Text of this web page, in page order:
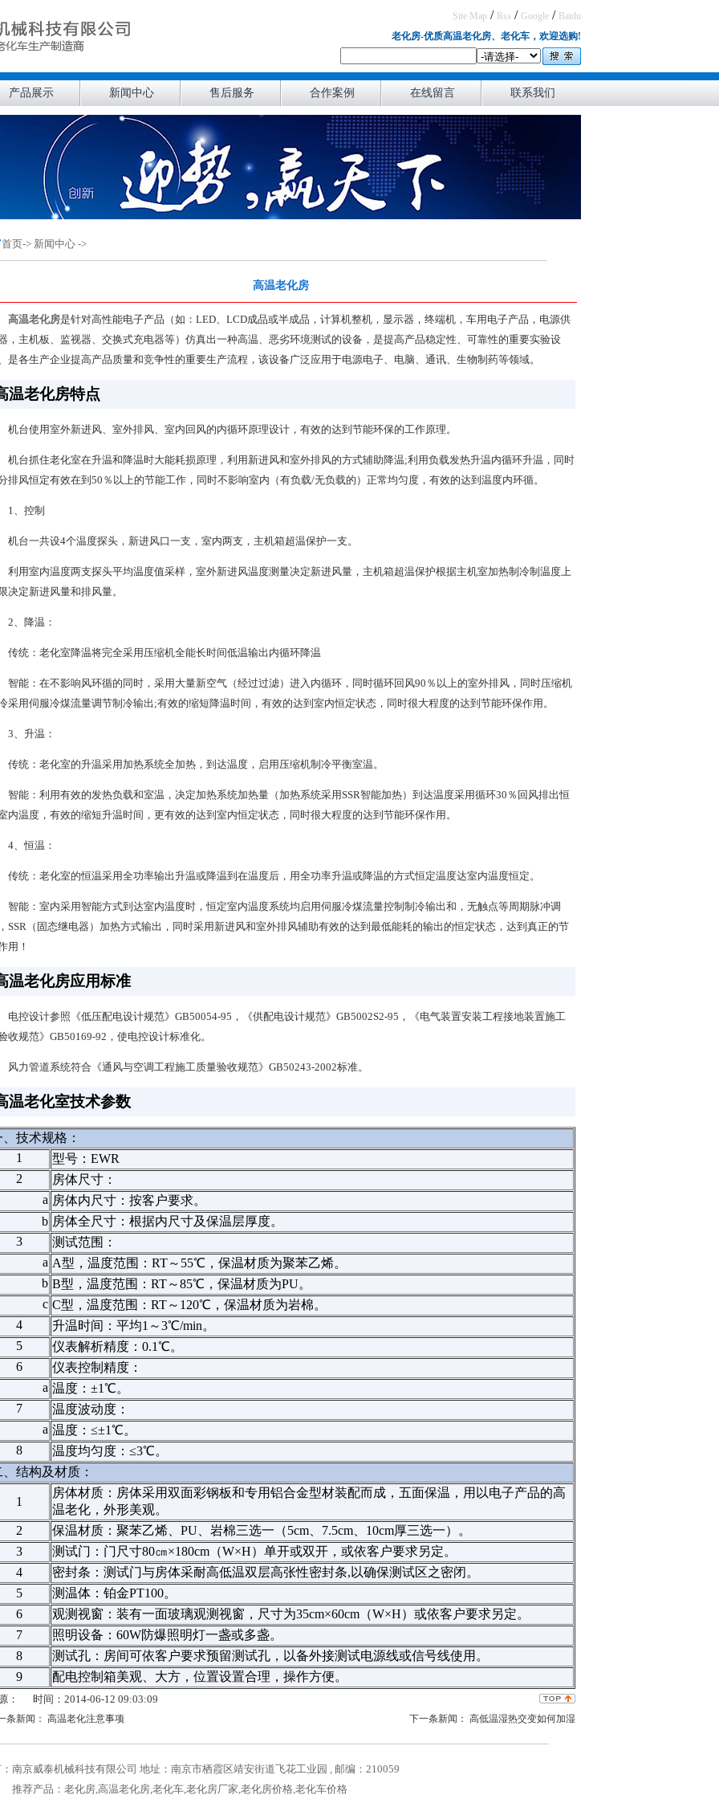
Site Map / Rss / Google / Baidu
老化房-优质高温老化房、老化车，欢迎选购!
产品展示 新闻中心 售后服务 合作案例 在线留言 联系我们
首页-> 新闻中心 ->
高温老化房
高温老化房是针对高性能电子产品（如：LED、LCD成品或半成品，计算机整机，显示器，终端机，车用电子产品，电源供
，主机板、监视器、交换式充电器等）仿真出一种高温、恶劣环境测试的设备，是提高产品稳定性、可靠性的重要实验设
是各生产企业提高产品质量和竞争性的重要生产流程，该设备广泛应用于电源电子、电脑、通讯、生物制药等领域。
温老化房特点
机台使用室外新进风、室外排风、室内回风的内循环原理设计，有效的达到节能环保的工作原理。
机台抓住老化室在升温和降温时大能耗损原理，利用新进风和室外排风的方式辅助降温;利用负载发热升温内循环升温，同时
排风恒定有效在到50％以上的节能工作，同时不影响室内（有负载/无负载的）正常均匀度，有效的达到温度内环循。
1、控制
机台一共设4个温度探头，新进风口一支，室内两支，主机箱超温保护一支。
利用室内温度两支探头平均温度值采样，室外新进风温度测量决定新进风量，主机箱超温保护根据主机室加热制冷制温度上
决定新进风量和排风量。
2、降温：
传统：老化室降温将完全采用压缩机全能长时间低温输出内循环降温
智能：在不影响风环循的同时，采用大量新空气（经过过滤）进入内循环，同时循环回风90％以上的室外排风，同时压缩机
采用伺服冷煤流量调节制冷输出;有效的缩短降温时间，有效的达到室内恒定状态，同时很大程度的达到节能环保作用。
3、升温：
传统：老化室的升温采用加热系统全加热，到达温度，启用压缩机制冷平衡室温。
智能：利用有效的发热负载和室温，决定加热系统加热量（加热系统采用SSR智能加热）到达温度采用循环30％回风排出恒
内温度，有效的缩短升温时间，更有效的达到室内恒定状态，同时很大程度的达到节能环保作用。
4、恒温：
传统：老化室的恒温采用全功率输出升温或降温到在温度后，用全功率升温或降温的方式恒定温度达室内温度恒定。
智能：室内采用智能方式到达室内温度时，恒定室内温度系统均启用伺服冷煤流量控制制冷输出和，无触点等周期脉冲调
SSR（固态继电器）加热方式输出，同时采用新进风和室外排风辅助有效的达到最低能耗的输出的恒定状态，达到真正的节
用！
温老化房应用标准
电控设计参照《低压配电设计规范》GB50054-95，《供配电设计规范》GB5002S2-95，《电气装置安装工程接地装置施工
收规范》GB50169-92，使电控设计标准化。
风力管道系统符合《通风与空调工程施工质量验收规范》GB50243-2002标准。
温老化室技术参数
、技术规格：
1
型号：EWR
2
房体尺寸：
a 房体内尺寸：按客户要求。
b 房体全尺寸：根据内尺寸及保温层厚度。
3
测试范围：
a A型，温度范围：RT～55℃，保温材质为聚苯乙烯。
b B型，温度范围：RT～85℃，保温材质为PU。
c C型，温度范围：RT～120℃，保温材质为岩棉。
4
升温时间：平均1～3℃/min。
5
仪表解析精度：0.1℃。
6
仪表控制精度：
a 温度：±1℃。
7
温度波动度：
a 温度：≤±1℃。
8
温度均匀度：≤3℃。
、结构及材质：
1
房体材质：房体采用双面彩钢板和专用铝合金型材装配而成，五面保温，用以电子产品的高
温老化，外形美观。
2
保温材质：聚苯乙烯、PU、岩棉三选一（5cm、7.5cm、10cm厚三选一）。
3
测试门：门尺寸80㎝×180cm（W×H）单开或双开，或依客户要求另定。
4
密封条：测试门与房体采耐高低温双层高张性密封条,以确保测试区之密闭。
5
测温体：铂金PT100。
6
观测视窗：装有一面玻璃观测视窗，尺寸为35cm×60cm（W×H）或依客户要求另定。
7
照明设备：60W防爆照明灯一盏或多盏。
8
测试孔：房间可依客户要求预留测试孔，以备外接测试电源线或信号线使用。
9
配电控制箱美观、大方，位置设置合理，操作方便。
： 时间：2014-06-12 09:03:09
条新闻： 高温老化注意事项 下一条新闻： 高低温湿热交变如何加湿
南京威泰机械科技有限公司 地址：南京市栖霞区靖安街道飞花工业园 , 邮编：210059
推荐产品： 老化房,高温老化房,老化车,老化房厂家,老化房价格,老化车价格